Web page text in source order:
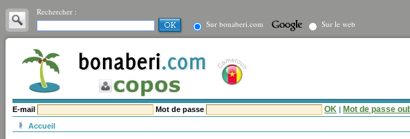
Rechercher :
Sur bonaberi.com
Sur le web
E-mail Mot de passe OK | Mot de passe
Accueil